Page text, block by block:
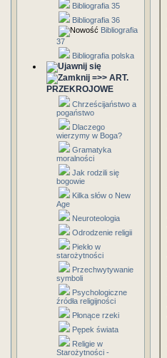
Bibliografia 35
Bibliografia 36
Bibliografia
37
Bibliografia polska
=>> ART.
PRZEKROJOWE
Chrześcijaństwo a
pogaństwo
Dlaczego
wierzymy w Boga?
Gramatyka
moralności
Jak rodzili się
bogowie
Kilka słów o New
Age
Neuroteologia
Odrodzenie religii
Piekło w
starożytności
Przechwytywanie
symboli
Psychologiczne
źródła religijności
Płonące rzeki
Pępek świata
Religie w
Starożytności -